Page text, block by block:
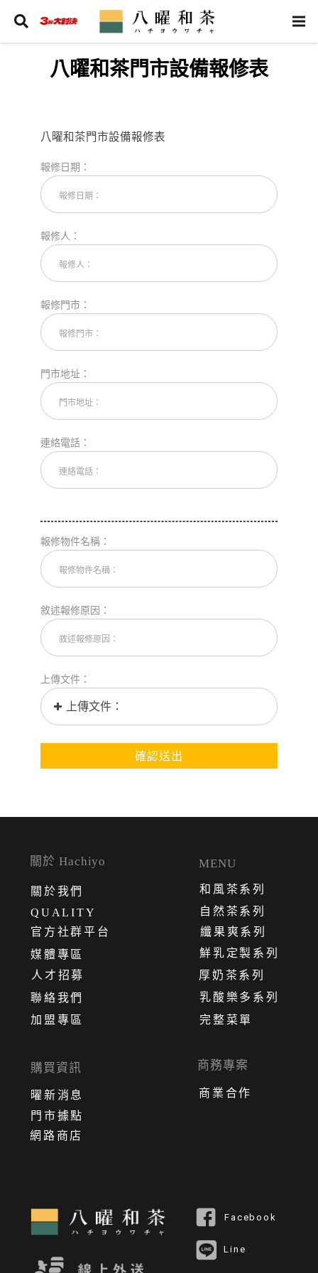
八曜和茶門市設備報修表
八曜和茶門市設備報修表
報修日期：
報修人：
報修門市：
門市地址：
連絡電話：
報修物件名稱：
敘述報修原因：
上傳文件：
上傳文件：
確認送出
Facebook
人才招募
關於 Hachiyo
關 於我們
QUALITY
官方社群平台
媒體專區
Line
網路商店
門市據點
曜新消息
購買資訊
聯絡我們
加盟專區
商務專案
商業合作
乳酸樂多系列
厚奶茶系列
鮮乳定製系列
纖果爽系列
自然茶系列
和風茶系列
MENU
完整菜單